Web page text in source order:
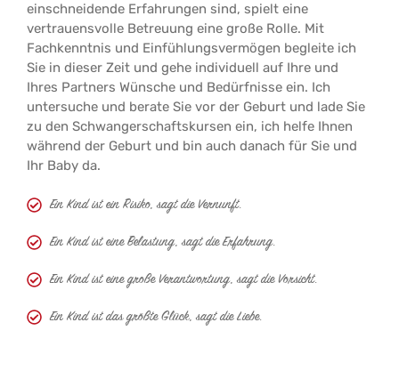
einschneidende Erfahrungen sind, spielt eine
vertrauensvolle Betreuung eine große Rolle. Mit
Fachkenntnis und Einfühlungsvermögen begleite ich
Sie in dieser Zeit und gehe individuell auf Ihre und
Ihres Partners Wünsche und Bedürfnisse ein. Ich
untersuche und berate Sie vor der Geburt und lade Sie
zu den Schwangerschaftskursen ein, ich helfe Ihnen
während der Geburt und bin auch danach für Sie und
Ihr Baby da.
Ein Kind ist ein Risiko, sagt die Vernunft.
Ein Kind ist eine Belastung, sagt die Erfahrung.
Ein Kind ist eine große Verantwortung, sagt die Vorsicht.
Ein Kind ist das größte Glück, sagt die Liebe.